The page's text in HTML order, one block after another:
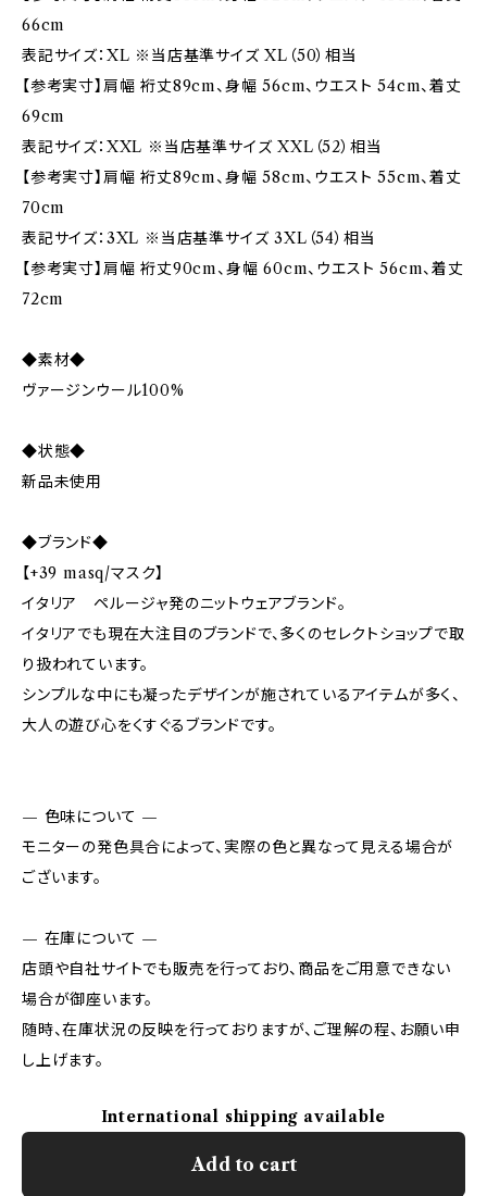
66cm
表記サイズ：XL ※当店基準サイズ XL（50）相当
【参考実寸】肩幅 裄丈89cm、身幅 56cm、ウエスト 54cm、着丈
69cm
表記サイズ：XXL ※当店基準サイズ XXL（52）相当
【参考実寸】肩幅 裄丈89cm、身幅 58cm、ウエスト 55cm、着丈
70cm
表記サイズ：3XL ※当店基準サイズ 3XL（54）相当
【参考実寸】肩幅 裄丈90cm、身幅 60cm、ウエスト 56cm、着丈
72cm
◆素材◆
ヴァージンウール100%
◆状態◆
新品未使用
◆ブランド◆
【+39 masq/マスク】
イタリア ペルージャ発のニットウェアブランド。
イタリアでも現在大注目のブランドで、多くのセレクトショップで取
り扱われています。
シンプルな中にも凝ったデザインが施されているアイテムが多く、
大人の遊び心をくすぐるブランドです。
— 色味について —
モニターの発色具合によって、実際の色と異なって見える場合が
ございます。
— 在庫について —
店頭や自社サイトでも販売を行っており、商品をご用意できない
場合が御座います。
随時、在庫状況の反映を行っておりますが、ご理解の程、お願い申
し上げます。
International shipping available
Add to cart